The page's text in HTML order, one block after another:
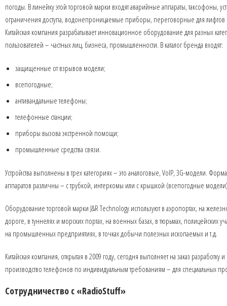
погоды. В линейку этой торговой марки входят аварийные аппараты, таксофоны,
ограничения доступа, водонепроницаемые приборы, переговорные для лифтов
Китайская компания разрабатывает инновационное оборудование для разных
пользователей – частных лиц, бизнеса, промышленности. В каталог бренда входят:
защищенные от взрывов модели;
всепогодные;
антивандальные телефоны;
телефонные станции;
приборы вызова экстренной помощи;
промышленные средства связи.
Устройства выполнены в трех категориях – это аналоговые, VoIP, 3G-модели.
аппаратов различны – с трубкой, интеркомы или с крышкой (всепогодные
Оборудование торговой марки J&R Technology используют в аэропортах, на
дороге, в туннелях и морских портах, на военных базах, в тюрьмах, полицейских
на промышленных предприятиях, в точках добычи полезных ископаемых и т.д.
Китайская компания, открытая в 2009 году, сегодня выполняет на заказ разработку и
производство телефонов по индивидуальным требованиям – для специальных
Сотрудничество с «RadioStuff»